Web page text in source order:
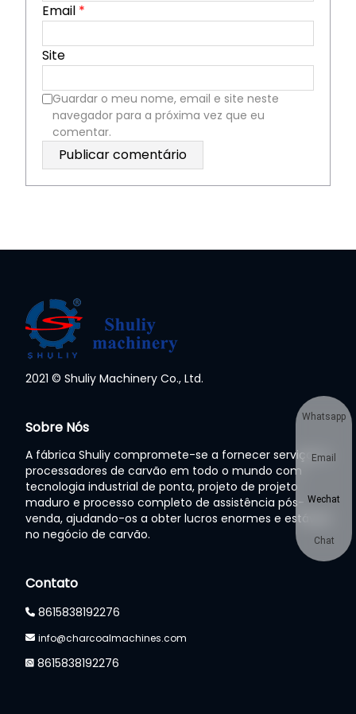
Email *
Site
Guardar o meu nome, email e site neste
navegador para a próxima vez que eu
comentar.
2021 © Shuliy Machinery Co., Ltd.
Sobre Nós
A fábrica Shuliy compromete-se a fornecer serviços a
processadores de carvão em todo o mundo com
tecnologia industrial de ponta, projeto de projeto
maduro e processo completo de assistência pós-
venda, ajudando-os a obter lucros enormes e estáveis
no negócio de carvão.
Contato
8615838192276
info@charcoalmachines.com
8615838192276
Whatsapp
Email
Wechat
Chat